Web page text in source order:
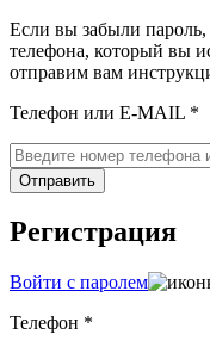
Если вы забыли
телефона, который вы
отправим вам
Телефон или E-MAIL *
Отправить
Регистрация
Войти с паролем
Телефон *